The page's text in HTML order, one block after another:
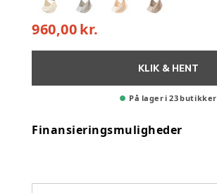
960,00 kr.
KLIK & HENT
På lager i 23 butikker
Finansieringsmuligheder